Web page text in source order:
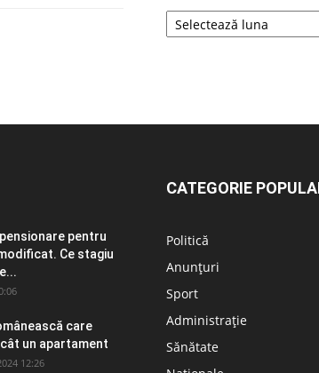
pentru
Ce stagiu
care
un apartament
12:26
CATEGORIE
Politică
Anunțuri
Sport
Administrație
Sănătate